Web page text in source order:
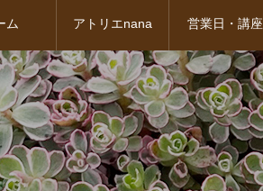
ム アトリエnana 営業日・講座